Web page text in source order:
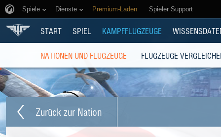
Spiele Dienste Premium-Laden Spieler Support
START SPIEL KAMPFFLUGZEUGE
NATIONEN UND FLUGZEUGE FLUGZEUGE
Zurück zur Nation